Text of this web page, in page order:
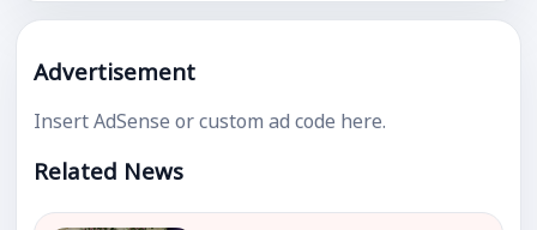
Advertisement
Insert AdSense or custom ad code here.
Related News